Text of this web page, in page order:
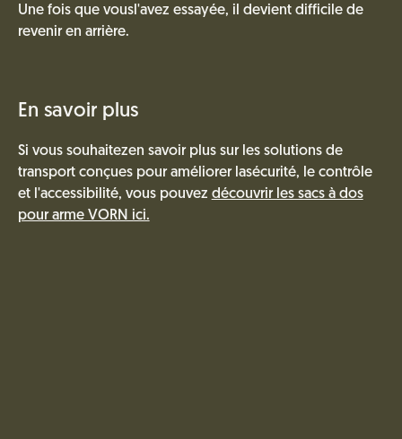
Une fois que vousl'avez essayée, il devient difficile de
revenir en arrière.
En savoir plus
Si vous souhaitezen savoir plus sur les solutions de
transport conçues pour améliorer lasécurité, le contrôle
et l'accessibilité, vous pouvez découvrir les sacs à dos
pour arme VORN ici.